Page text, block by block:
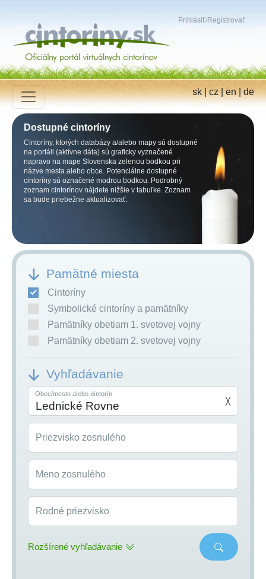
Prihlásiť/Registrovať
sk|cz|en|de
Dostupné cintoríny
Cintoríny, ktorých databázy a/alebo mapy sú dostupné
na portáli (aktívne dáta) sú graficky vyznačené
napravo na mape Slovenska zelenou bodkou pri
názve mesta alebo obce. Potenciálne dostupné
cintoríny sú označené modrou bodkou. Podrobný
zoznam cintorínov nájdete nižšie v tabuľke. Zoznam
sa bude priebežne aktualizovať.
Pamätné miesta
Cintoríny
Symbolické cintoríny a pamätníky
Pamätníky obetiam 1. svetovej vojny
Pamätníky obetiam 2. svetovej vojny
Vyhľadávanie
Obec/mesto alebo cintorín
╳
Priezvisko zosnulého
Meno zosnulého
Rodné priezvisko
Rozšírené vyhľadávanie